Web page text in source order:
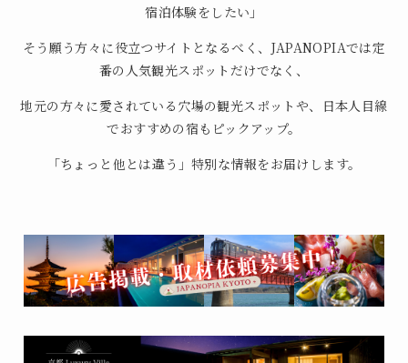
宿泊体験をしたい」
そう願う方々に役立つサイトとなるべく、JAPANOPIAでは定
番の人気観光スポットだけでなく、
地元の方々に愛されている穴場の観光スポットや、日本人目線
でおすすめの宿もピックアップ。
「ちょっと他とは違う」特別な情報をお届けします。